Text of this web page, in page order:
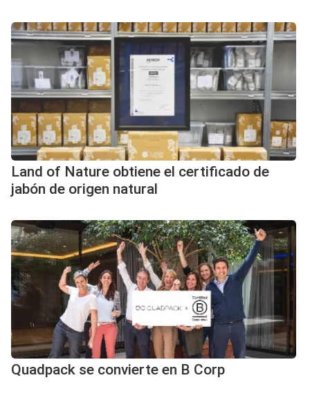
Land of Nature obtiene el certificado de
jabón de origen natural
Quadpack se convierte en B Corp